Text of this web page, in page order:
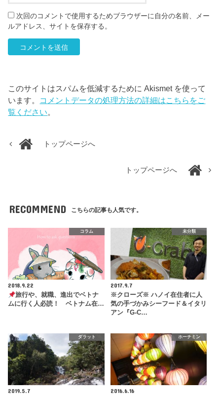
次回のコメントで使用するためブラウザーに自分の名前、メー
ルアドレス、サイトを保存する。
このサイトはスパムを低減するために Akismet を使って
います。 コメントデータの処理方法の詳細はこちらをご
覧ください。
トップページへ
トップページへ
RECOMMEND こちらの記事も人気です。
コラム
2018.9.22
旅行や、就職、進出でベトナ
ムに行く人必読！ ベトナム在…
未分類
2017.9.7
※クローズ※ ハノイ在住者に人
気の手づかみシーフード＆イタリ
アン『G-C…
ダラット
2019.5.7
ホーチミン
2016.6.16